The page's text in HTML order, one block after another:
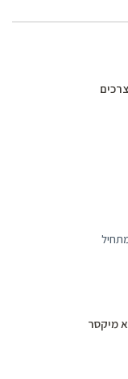
מיקסר